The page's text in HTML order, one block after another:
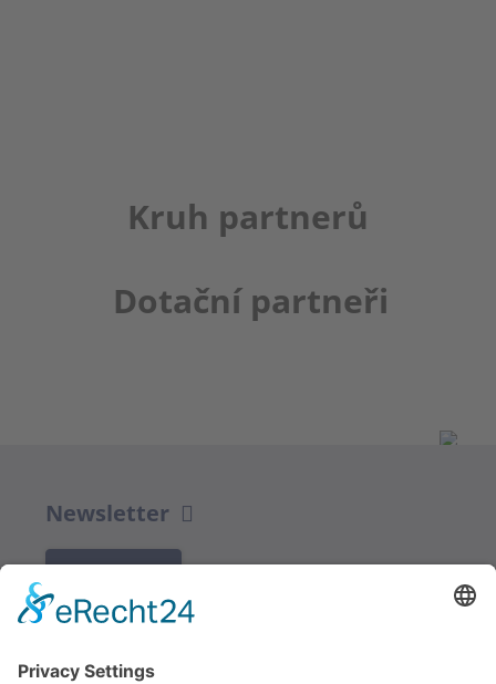
Kruh partnerů
Dotační partneři
Newsletter
Redakce bbkult.net